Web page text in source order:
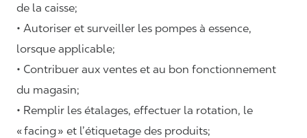
de la caisse;
• Autoriser et surveiller les pompes à essence,
lorsque applicable;
• Contribuer aux ventes et au bon fonctionnement
du magasin;
• Remplir les étalages, effectuer la rotation, le
«facing» et l’étiquetage des produits;